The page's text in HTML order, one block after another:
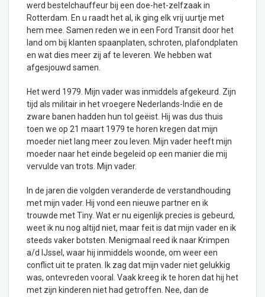
werd bestelchauffeur bij een doe-het-zelfzaak in
Rotterdam. En u raadt het al, ik ging elk vrij uurtje met
hem mee. Samen reden we in een Ford Transit door het
land om bij klanten spaanplaten, schroten, plafondplaten
en wat dies meer zij af te leveren. We hebben wat
afgesjouwd samen.
Het werd 1979. Mijn vader was inmiddels afgekeurd. Zijn
tijd als militair in het vroegere Nederlands-Indië en de
zware banen hadden hun tol geëist. Hij was dus thuis
toen we op 21 maart 1979 te horen kregen dat mijn
moeder niet lang meer zou leven. Mijn vader heeft mijn
moeder naar het einde begeleid op een manier die mij
vervulde van trots. Mijn vader.
In de jaren die volgden veranderde de verstandhouding
met mijn vader. Hij vond een nieuwe partner en ik
trouwde met Tiny. Wat er nu eigenlijk precies is gebeurd,
weet ik nu nog altijd niet, maar feit is dat mijn vader en ik
steeds vaker botsten. Menigmaal reed ik naar Krimpen
a/d IJssel, waar hij inmiddels woonde, om weer een
conflict uit te praten. Ik zag dat mijn vader niet gelukkig
was, ontevreden vooral. Vaak kreeg ik te horen dat hij het
met zijn kinderen niet had getroffen. Nee, dan de